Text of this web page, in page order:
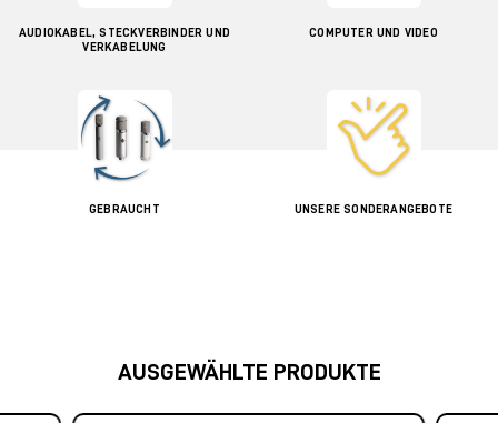
AUDIOKABEL, STECKVERBINDER UND
VERKABELUNG
COMPUTER UND VIDEO
GEBRAUCHT UNSERE SONDERANGEBOTE
AUSGEWÄHLTE PRODUKTE